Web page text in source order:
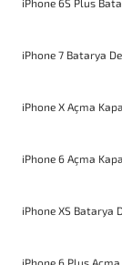
iPhone 7 Batarya
iPhone X Açma
iPhone 6 Açma
iPhone XS Batarya
iPhone 6 Plus